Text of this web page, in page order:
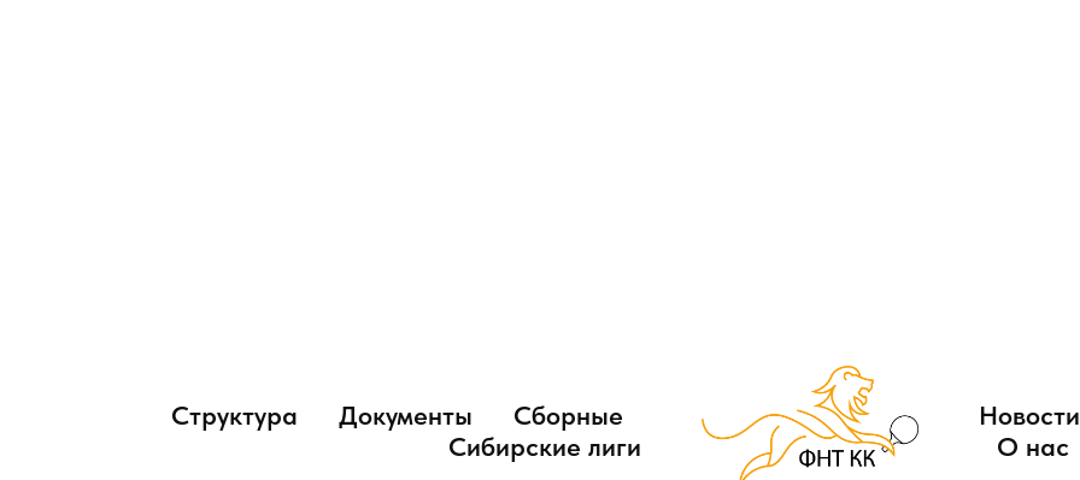
Структура Документы
Сборные
Сибирские лиги
Новости
О нас